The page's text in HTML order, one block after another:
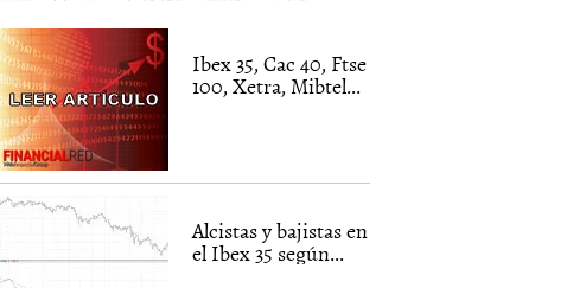
Ibex 35, Cac 40, Ftse
100, Xetra, Mibtel...
Alcistas y bajistas en
el Ibex 35 según...